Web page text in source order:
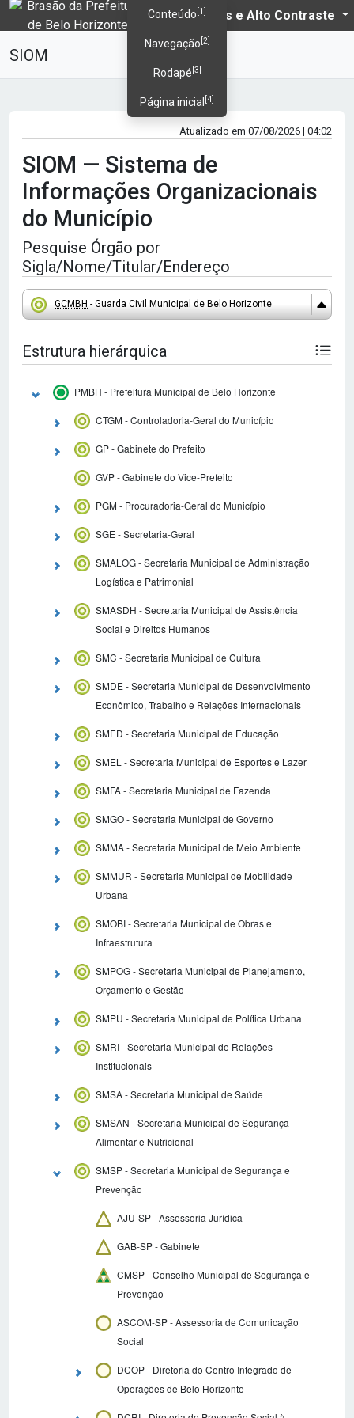
Conteúdo [1]
Navegação [2]
Rodapé [3]
Página inicial [4]
PBH Temas e Alto Contraste
SIOM
Atualizado em 07/08/2026 | 04:02
SIOM — Sistema de
Informações Organizacionais
do Município
Pesquise Órgão por
Sigla/Nome/Titular/Endereço
GCMBH - Guarda Civil Municipal de Belo Horizonte
Estrutura hierárquica
PMBH - Prefeitura Municipal de Belo Horizonte
CTGM - Controladoria-Geral do Município
GP - Gabinete do Prefeito
GVP - Gabinete do Vice-Prefeito
PGM - Procuradoria-Geral do Município
SGE - Secretaria-Geral
SMALOG - Secretaria Municipal de Administração
Logística e Patrimonial
SMASDH - Secretaria Municipal de Assistência
Social e Direitos Humanos
SMC - Secretaria Municipal de Cultura
SMDE - Secretaria Municipal de Desenvolvimento
Econômico, Trabalho e Relações Internacionais
SMED - Secretaria Municipal de Educação
SMEL - Secretaria Municipal de Esportes e Lazer
SMFA - Secretaria Municipal de Fazenda
SMGO - Secretaria Municipal de Governo
SMMA - Secretaria Municipal de Meio Ambiente
SMMUR - Secretaria Municipal de Mobilidade
Urbana
SMOBI - Secretaria Municipal de Obras e
Infraestrutura
SMPOG - Secretaria Municipal de Planejamento,
Orçamento e Gestão
SMPU - Secretaria Municipal de Política Urbana
SMRI - Secretaria Municipal de Relações
Institucionais
SMSA - Secretaria Municipal de Saúde
SMSAN - Secretaria Municipal de Segurança
Alimentar e Nutricional
SMSP - Secretaria Municipal de Segurança e
Prevenção
AJU-SP - Assessoria Jurídica
GAB-SP - Gabinete
CMSP - Conselho Municipal de Segurança e
Prevenção
ASCOM-SP - Assessoria de Comunicação
Social
DCOP - Diretoria do Centro Integrado de
Operações de Belo Horizonte